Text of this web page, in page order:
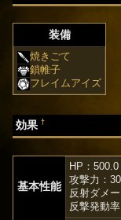
装備
焼きごて
鎖帷子
フレイムアイズ
効果†
基本性能
HP：500.0
攻撃力：
反射ダメ
反撃発動